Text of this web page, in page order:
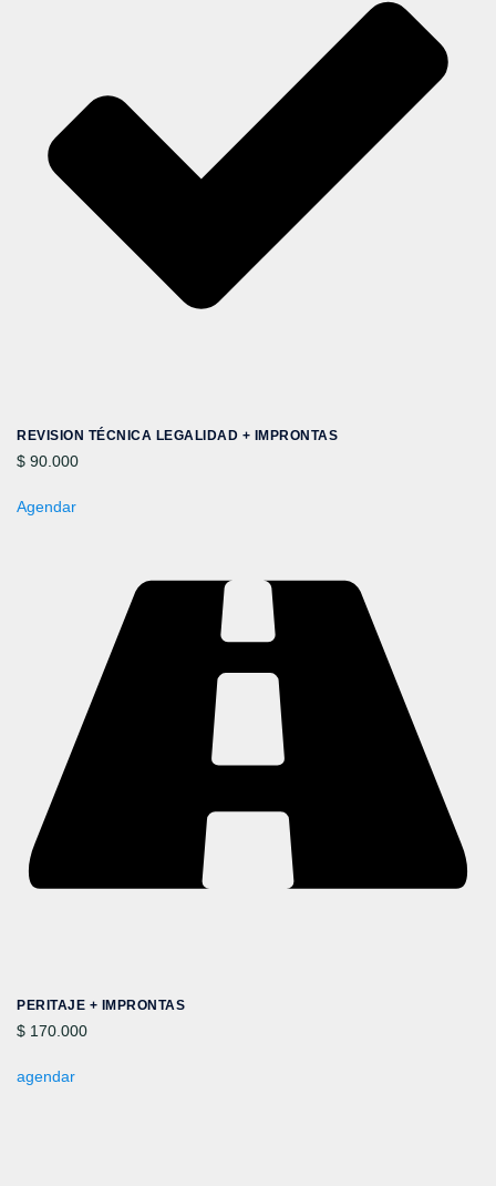
REVISION TÉCNICA LEGALIDAD + IMPRONTAS
$ 90.000
Agendar
PERITAJE + IMPRONTAS
$ 170.000
agendar